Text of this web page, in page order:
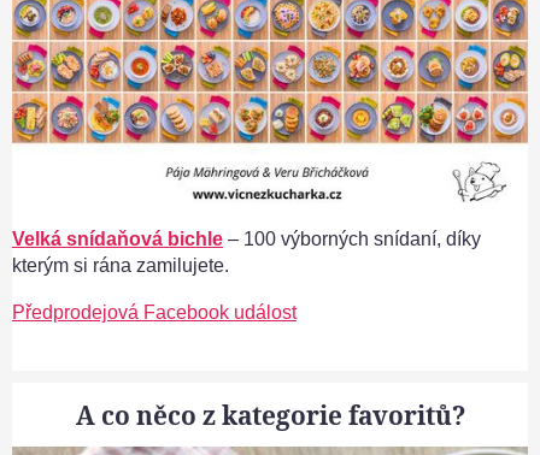
Velká snídaňová bichle – 100 výborných snídaní, díky
kterým si rána zamilujete.
Předprodejová Facebook událost
A co něco z kategorie favoritů?